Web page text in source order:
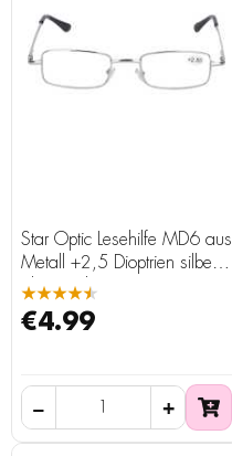
Star Optic Lesehilfe MD6 aus
Metall +2,5 Dioptrien silber
glänzend
★★★★★
€4.99